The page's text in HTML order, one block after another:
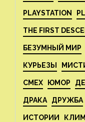
PLAYSTATION
THE FIRST
БЕЗУМНЫЙ МИР
КУРЬЕЗЫ
СМЕХ ЮМОР
ДРАКА ДРУЖБА
ИСТОРИИ